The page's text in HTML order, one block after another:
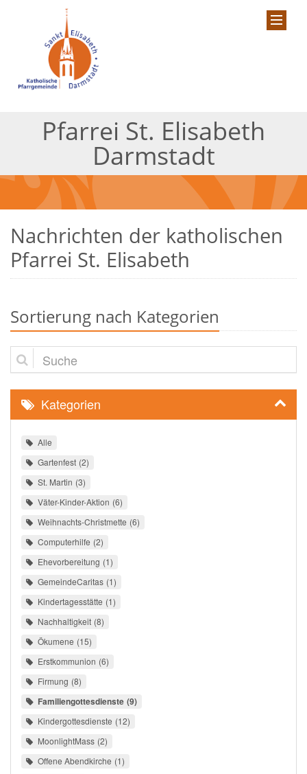
Pfarrei St. Elisabeth
Darmstadt
Nachrichten der katholischen
Pfarrei St. Elisabeth
Sortierung nach Kategorien
Suche
Kategorien
Alle
Gartenfest 2
St. Martin 3
Väter-Kinder-Aktion 6
Weihnachts-Christmette 6
Computerhilfe 2
Ehevorbereitung 1
GemeindeCaritas 1
Kindertagesstätte 1
Nachhaltigkeit 8
Ökumene 15
Erstkommunion 6
Firmung 8
Familiengottesdienste 9
Kindergottesdienste 12
MoonlightMass 2
Offene Abendkirche 1